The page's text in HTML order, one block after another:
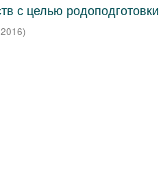
с целью родоподготовки
2016)